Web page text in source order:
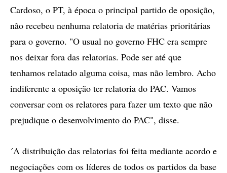
Cardoso, o PT, à época o principal partido de oposição,
não recebeu nenhuma relatoria de matérias prioritárias
para o governo. "O usual no governo FHC era sempre
nos deixar fora das relatorias. Pode ser até que
tenhamos relatado alguma coisa, mas não lembro. Acho
indiferente a oposição ter relatoria do PAC. Vamos
conversar com os relatores para fazer um texto que não
prejudique o desenvolvimento do PAC", disse.
´A distribuição das relatorias foi feita mediante acordo e
negociações com os líderes de todos os partidos da base